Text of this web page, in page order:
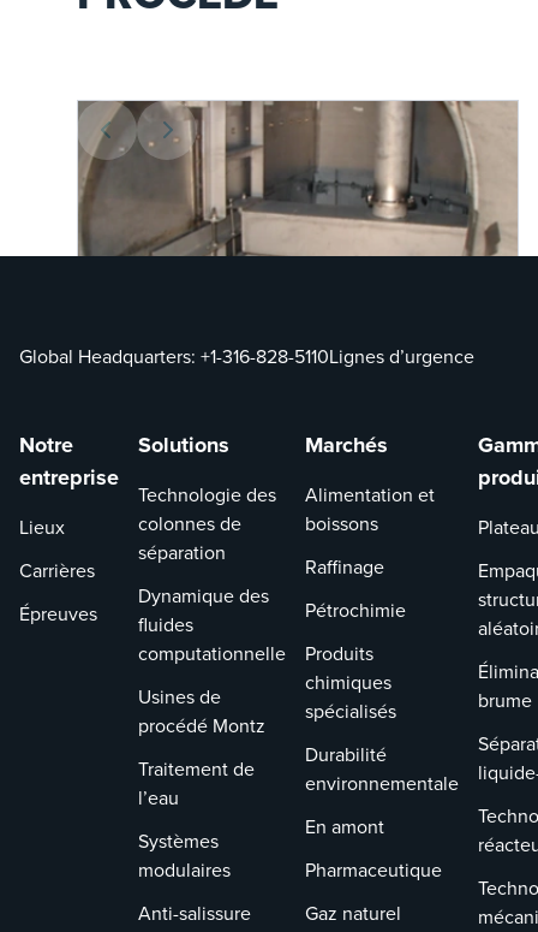
Technologie des colonnes de
séparation
Réduisez la consommation d’énergie,
augmentez la capacité, optimisez l’empreinte
et simplifiez les séparations complexes grâce à
la technologie de colonnes de partage
(DWC).&nbsp;
Global Headquarters: +1-316-828-5110Lignes d’urgence
Notre
entreprise
Lieux
Carrières
Épreuves
Solutions
Technologie des
colonnes de
séparation
Dynamique des
fluides
computationnelle
Usines de
procédé Montz
Traitement de
l’eau
Systèmes
modulaires
Anti-salissure
Marchés
Alimentation et
boissons
Raffinage
Pétrochimie
Produits
chimiques
spécialisés
Durabilité
environnementale
En amont
Pharmaceutique
Gaz naturel
brume